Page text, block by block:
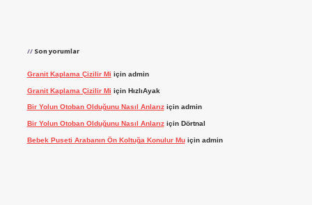
Son yorumlar
Granit Kaplama Çizilir Mi için admin
Granit Kaplama Çizilir Mi için HızlıAyak
Bir Yolun Otoban Olduğunu Nasıl Anlarıziçin admin
Bir Yolun Otoban Olduğunu Nasıl Anlarıziçin Dörtnal
Bebek Puseti Arabanın Ön Koltuğa Konulur Muiçin admin